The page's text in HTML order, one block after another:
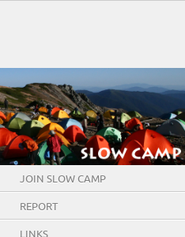
JOIN SLOW CAMP
REPORT
LINKS